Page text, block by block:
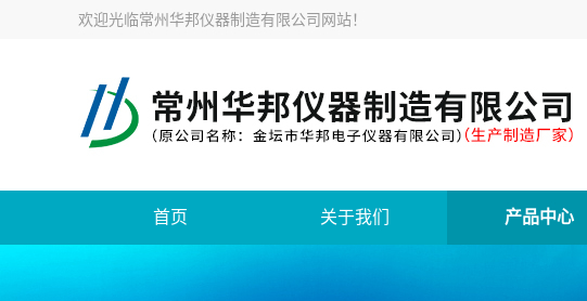
欢迎光临常州华邦仪器制造有限公司网站！
首页 关于我们 产品中心